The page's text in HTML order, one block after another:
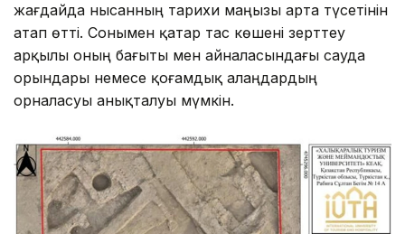
жағдайда нысанның тарихи маңызы арта түсетінін
атап өтті. Сонымен қатар тас көшені зерттеу
арқылы оның бағыты мен айналасындағы сауда
орындары немесе қоғамдық алаңдардың
орналасуы анықталуы мүмкін.